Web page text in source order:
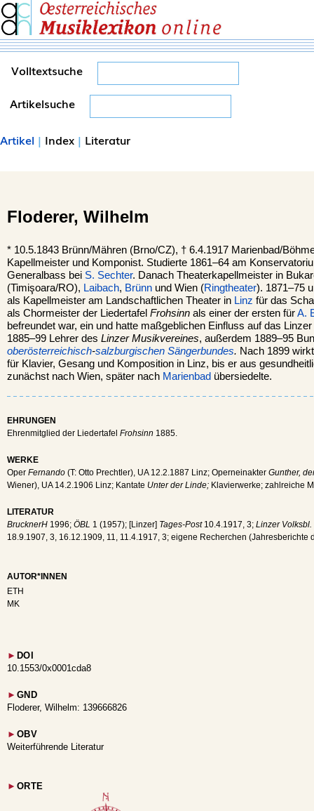
Volltextsuche
Artikelsuche
Artikel | Index | Literatur
Floderer, Wilhelm
* 10.5.1843 Brünn/Mähren (Brno/CZ), † 6.4.1917 Marienbad/
Kapellmeister und Komponist. Studierte 1861–64 am
Generalbass bei S. Sechter. Danach Theaterkapellmeister in
(Timişoara/RO), Laibach, Brünn und Wien (Ringtheater). 1871–75
als Kapellmeister am Landschaftlichen Theater in Linz für das
als Chormeister der Liedertafel Frohsinn als einer der ersten fürA.
befreundet war, ein und hatte maßgeblichen Einfluss auf das
1885–99 Lehrer des Linzer Musikvereines, außerdem 1889–95
oberösterreichisch-salzburgischen Sängerbundes. Nach 1899
für Klavier, Gesang und Komposition in Linz, bis er aus
zunächst nach Wien, später nach Marienbad übersiedelte.
EHRUNGEN
Ehrenmitglied der Liedertafel Frohsinn 1885.
WERKE
Oper Fernando (T: Otto Prechtler), UA 12.2.1887 Linz; Operneinakter Gunther,
Wiener), UA 14.2.1906 Linz; Kantate Unter der Linde; Klavierwerke; zahlreiche
LITERATUR
BrucknerH 1996; ÖBL 1 (1957); [Linzer] Tages-Post10.4.1917, 3; Linzer Volksbl.
18.9.1907, 3, 16.12.1909, 11, 11.4.1917, 3; eigene Recherchen (Jahresberichte
AUTOR*INNEN
ETH
MK
► DOI
10.1553/0x0001cda8
► GND
Floderer, Wilhelm: 139666826
► OBV
Weiterführende Literatur
► ORTE